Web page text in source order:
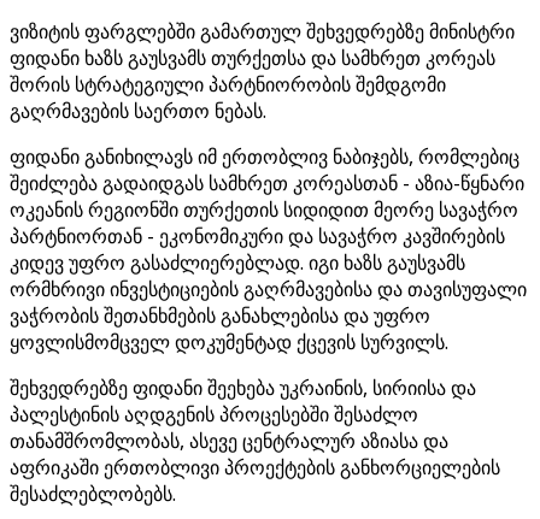
ვიზიტის ფარგლებში გამართულ შეხვედრებზე მინისტრი
ფიდანი ხაზს გაუსვამს თურქეთსა და სამხრეთ კორეას
შორის სტრატეგიული პარტნიორობის შემდგომი
გაღრმავების საერთო ნებას.
ფიდანი განიხილავს იმ ერთობლივ ნაბიჯებს, რომლებიც
შეიძლება გადაიდგას სამხრეთ კორეასთან - აზია-წყნარი
ოკეანის რეგიონში თურქეთის სიდიდით მეორე სავაჭრო
პარტნიორთან - ეკონომიკური და სავაჭრო კავშირების
კიდევ უფრო გასაძლიერებლად. იგი ხაზს გაუსვამს
ორმხრივი ინვესტიციების გაღრმავებისა და თავისუფალი
ვაჭრობის შეთანხმების განახლებისა და უფრო
ყოვლისმომცველ დოკუმენტად ქცევის სურვილს.
შეხვედრებზე ფიდანი შეეხება უკრაინის, სირიისა და
პალესტინის აღდგენის პროცესებში შესაძლო
თანამშრომლობას, ასევე ცენტრალურ აზიასა და
აფრიკაში ერთობლივი პროექტების განხორციელების
შესაძლებლობებს.